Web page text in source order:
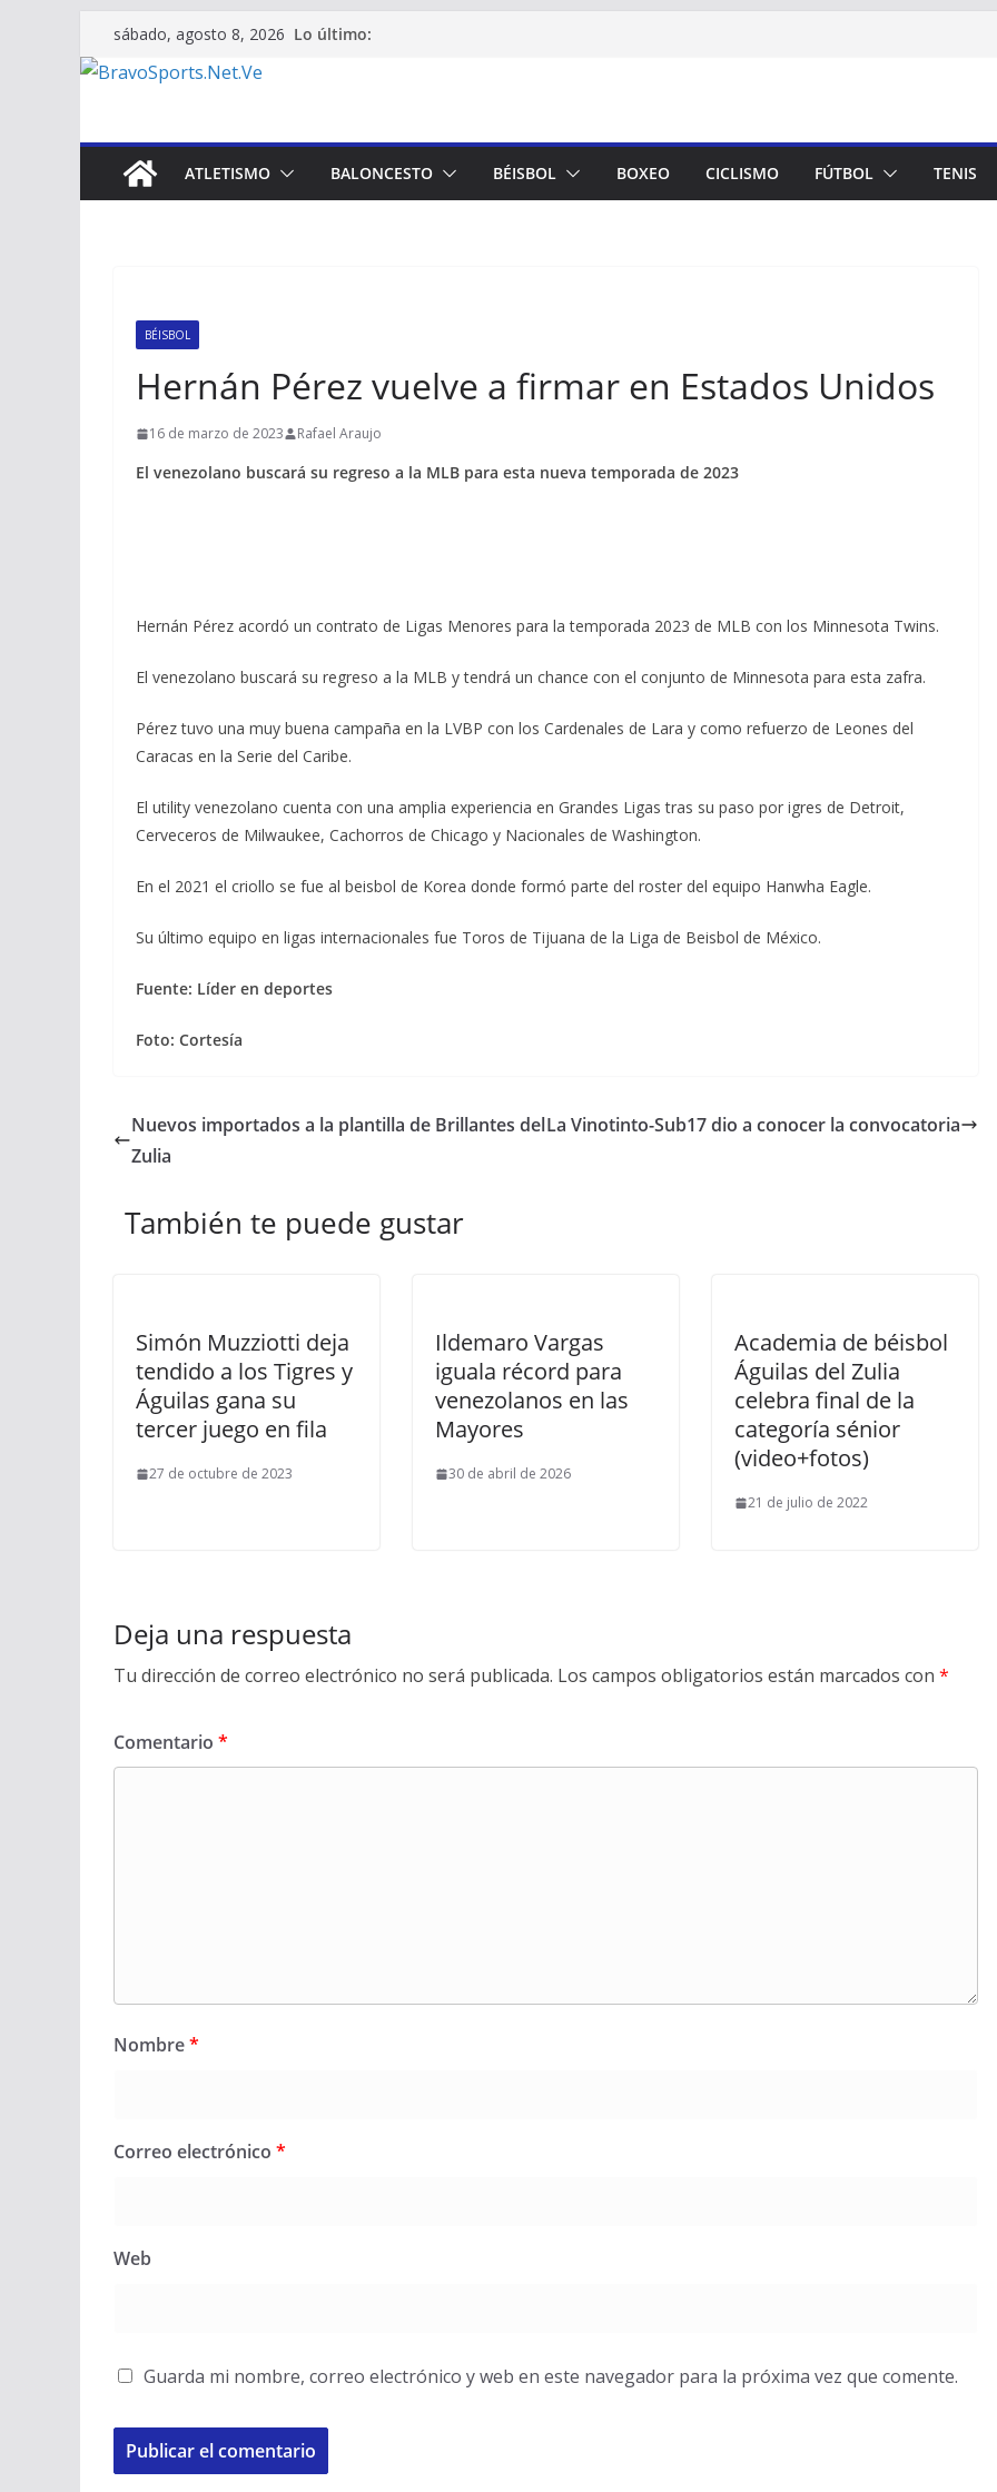
Saltar
al
contenido
sábado, agosto 8, 2026 Lo último:
ATLETISMO BALONCESTO BÉISBOL BOXEO CICLISMO FÚTBOL TENIS
BÉISBOL
Hernán Pérez vuelve a firmar en Estados Unidos
16 de marzo de 2023 Rafael Araujo
El venezolano buscará su regreso a la MLB para esta nueva temporada de 2023
Hernán Pérez acordó un contrato de Ligas Menores para la temporada 2023 de MLB con los Minnesota Twins.
El venezolano buscará su regreso a la MLB y tendrá un chance con el conjunto de Minnesota para esta zafra.
Pérez tuvo una muy buena campaña en la LVBP con los Cardenales de Lara y como refuerzo de Leones del
Caracas en la Serie del Caribe.
El utility venezolano cuenta con una amplia experiencia en Grandes Ligas tras su paso por igres de Detroit,
Cerveceros de Milwaukee, Cachorros de Chicago y Nacionales de Washington.
En el 2021 el criollo se fue al beisbol de Korea donde formó parte del roster del equipo Hanwha Eagle.
Su último equipo en ligas internacionales fue Toros de Tijuana de la Liga de Beisbol de México.
Fuente: Líder en deportes
Foto: Cortesía
Nuevos importados a la plantilla de Brillantes del
Zulia
La Vinotinto-Sub17 dio a conocer la convocatoria
También te puede gustar
Simón Muzziotti deja
tendido a los Tigres y
Águilas gana su
tercer juego en fila
27 de octubre de 2023
Ildemaro Vargas
iguala récord para
venezolanos en las
Mayores
30 de abril de 2026
Academia de béisbol
Águilas del Zulia
celebra final de la
categoría sénior
(video+fotos)
21 de julio de 2022
Deja una respuesta
Tu dirección de correo electrónico no será publicada. Los campos obligatorios están marcados con *
Comentario *
Nombre*
Correo electrónico *
Web
Guarda mi nombre, correo electrónico y web en este navegador para la próxima vez que comente.